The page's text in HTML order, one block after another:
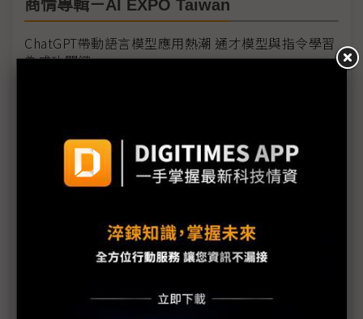
商情專輯－AI EXPO Taiwan
ChatGPT帶動語言模型應用熱潮 通才模型與指令學習
為成功關鍵
AI落地有助提升整體醫療品質 台廠多聚焦醫療輔助應
培養人才建構完善環境 探索無限可能的台灣AI未來
掌握AI新趨勢脈 迎向未來黃金商機